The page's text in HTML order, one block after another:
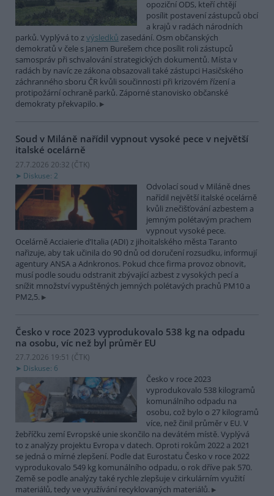
opoziční ODS, kteří chtějí
posílit postavení zástupců obcí
a krajů v radách národních
parků. Vyplývá to zvýsledků zasedání. Osm občanských
demokratů v čele s Janem Burešem chce posílit roli zástupců
samospráv při schvalování strategických dokumentů. Místa v
radách by navíc ze zákona obsazovali také zástupci Hasičského
záchranného sboru ČR kvůli součinnosti při krizovém řízení a
protipožární ochraně parků. Záporné stanovisko občanské
demokraty překvapilo.
Soud v Miláně nařídil vypnout vysoké pece v největší
italské ocelárně
27.7.2026 20:32 (ČTK)
Diskuse: 2
Odvolací soud v Miláně dnes
nařídil největší italské ocelárně
kvůli znečišťování azbestem a
jemným polétavým prachem
vypnout vysoké pece.
Ocelárně Acciaierie d’Italia (ADI) z jihoitalského města Taranto
nařizuje, aby tak učinila do 90 dnů od doručení rozsudku, informují
agentury ANSA a Adnkronos. Pokud chce firma provoz obnovit,
musí podle soudu odstranit zbývající azbest z vysokých pecí a
snížit množství vypuštěných jemných polétavých prachů PM10 a
PM2,5.
Česko v roce 2023 vyprodukovalo 538 kg na odpadu
na osobu, víc než byl průměr EU
27.7.2026 19:51 (ČTK)
Diskuse: 6
Česko v roce 2023
vyprodukovalo 538 kilogramů
komunálního odpadu na
osobu, což bylo o 27 kilogramů
více, než činil průměr v EU. V
žebříčku zemí Evropské unie skončilo na devátém místě. Vyplývá
to z analýzy projektu Evropa v datech. Oproti rokům 2022 a 2021
se jedná o mírné zlepšení. Podle dat Eurostatu Česko v roce 2022
vyprodukovalo 549 kg komunálního odpadu, o rok dříve pak 570.
Země se podle analýzy také rychle zlepšuje v cirkulárním využití
materiálů, tedy ve využívání recyklovaných materiálů.